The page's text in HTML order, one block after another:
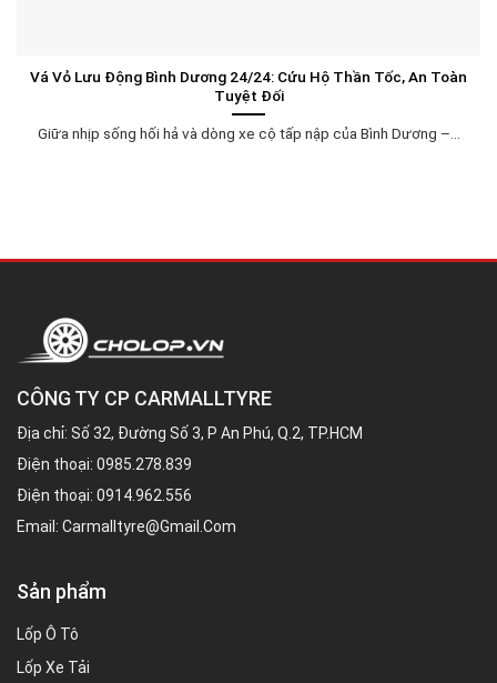
Vá Vỏ Lưu Động Bình Dương 24/24: Cứu Hộ Thần Tốc, An Toàn
Tuyệt Đối
Giữa nhịp sống hối hả và dòng xe cộ tấp nập của Bình Dương –...
CÔNG TY CP CARMALLTYRE
Địa chỉ: Số 32, Đường Số 3, P An Phú, Q.2, TP.HCM
Điện thoại: 0985.278.839
Điện thoại: 0914.962.556
Email: Carmalltyre@gmail.com
Sản phẩm
Lốp Ô Tô
Lốp Xe Tải